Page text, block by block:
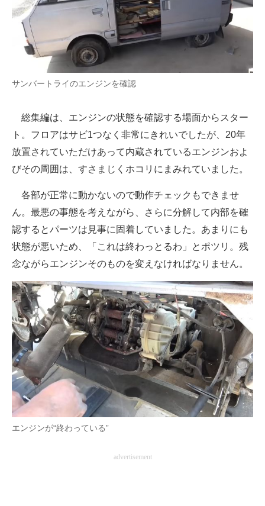
サンバートライのエンジンを確認
総集編は、エンジンの状態を確認する場面からスター
ト。フロアはサビ1つなく非常にきれいでしたが、20年
放置されていただけあって内蔵されているエンジンおよ
びその周囲は、すさまじくホコリにまみれていました。
各部が正常に動かないので動作チェックもできませ
ん。最悪の事態を考えながら、さらに分解して内部を確
認するとパーツは見事に固着していました。あまりにも
状態が悪いため、「これは終わっとるわ」とポツリ。残
念ながらエンジンそのものを変えなければなりません。
エンジンが“終わっている”
advertisement